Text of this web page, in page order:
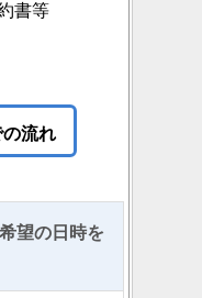
書等
流れ
望の日時を